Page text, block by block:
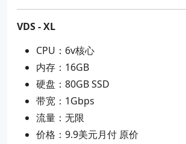
VDS - XL
CPU：6v核心
内存：16GB
硬盘：80GB SSD
带宽：1Gbps
流量：无限
价格：9.9美元月付 原价